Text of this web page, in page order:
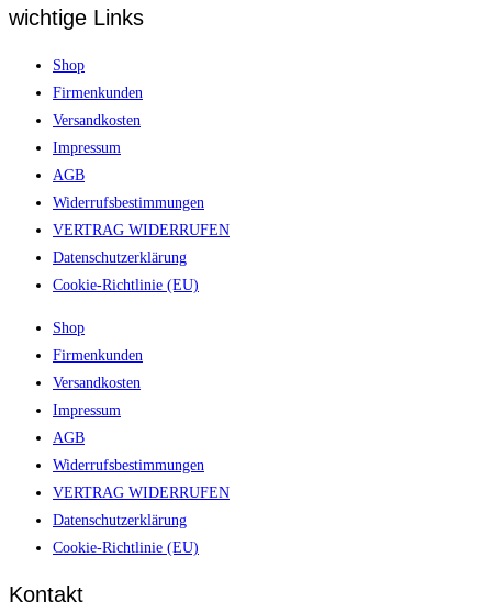
wichtige Links
Shop
Firmenkunden
Versandkosten
Impressum
AGB
Widerrufsbestimmungen
VERTRAG WIDERRUFEN
Datenschutzerklärung
Cookie-Richtlinie (EU)
Shop
Firmenkunden
Versandkosten
Impressum
AGB
Widerrufsbestimmungen
VERTRAG WIDERRUFEN
Datenschutzerklärung
Cookie-Richtlinie (EU)
Kontakt